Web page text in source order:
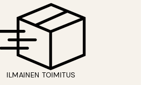
ILMAINEN TOIMITUS